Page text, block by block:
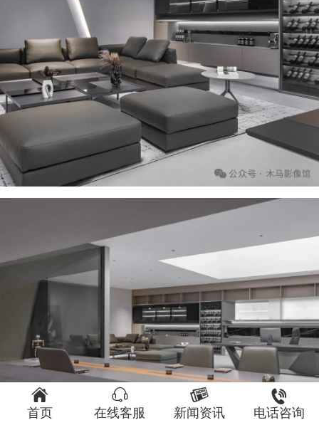

首页

在线客服

新闻资讯

电话咨询